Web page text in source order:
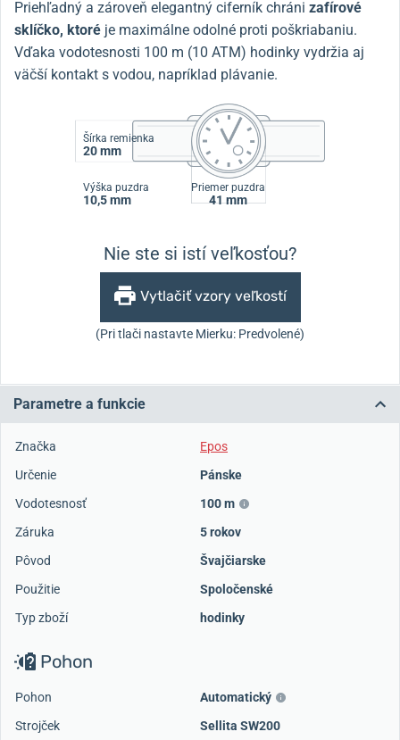
Priehľadný a zároveň elegantný ciferník chráni zafírové
sklíčko, ktoré je maximálne odolné proti poškriabaniu.
Vďaka vodotesnosti 100 m (10 ATM) hodinky vydržia aj
väčší kontakt s vodou, napríklad plávanie.
Šírka remienka
20 mm
Výška puzdra
10,5 mm
Priemer puzdra
41 mm
Nie ste si istí veľkosťou?
Vytlačiť vzory veľkostí
(Pri tlači nastavte Mierku: Predvolené)
Parametre a funkcie
Značka
Epos
Určenie
Pánske
Vodotesnosť
100 m
Záruka
5 rokov
Pôvod
Švajčiarske
Použitie
Spoločenské
Typ zboží
hodinky
Pohon
Pohon
Automatický
Strojček
Sellita SW200